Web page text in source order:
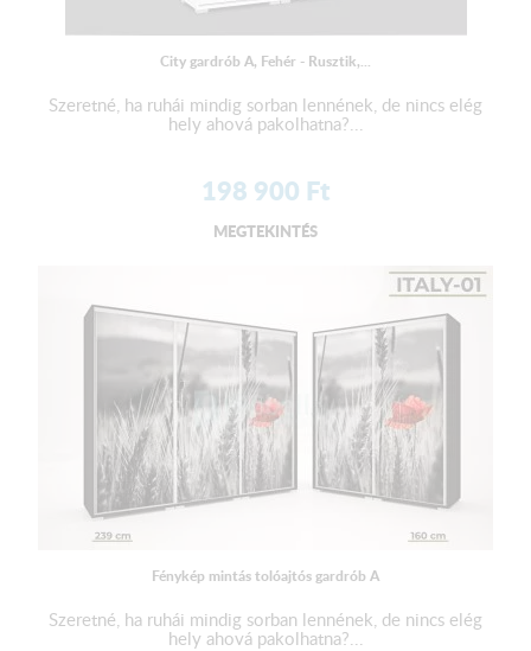
City gardrób A, Fehér - Rusztik,...
Szeretné, ha ruhái mindig sorban lennének, de nincs elég
hely ahová pakolhatna?...
198 900 Ft
MEGTEKINTÉS
Fénykép mintás tolóajtós gardrób A
Szeretné, ha ruhái mindig sorban lennének, de nincs elég
hely ahová pakolhatna?...